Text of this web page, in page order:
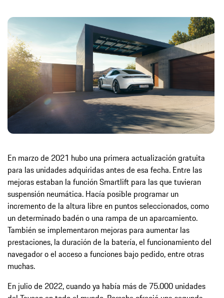
En marzo de 2021 hubo una primera actualización gratuita
para las unidades adquiridas antes de esa fecha. Entre las
mejoras estaban la función Smartlift para las que tuvieran
suspensión neumática. Hacía posible programar un
incremento de la altura libre en puntos seleccionados, como
un determinado badén o una rampa de un aparcamiento.
También se implementaron mejoras para aumentar las
prestaciones, la duración de la batería, el funcionamiento del
navegador o el acceso a funciones bajo pedido, entre otras
muchas.
En julio de 2022, cuando ya había más de 75.000 unidades